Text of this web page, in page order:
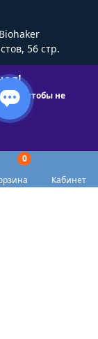
0
Кабинет
56 стр.
чтобы не